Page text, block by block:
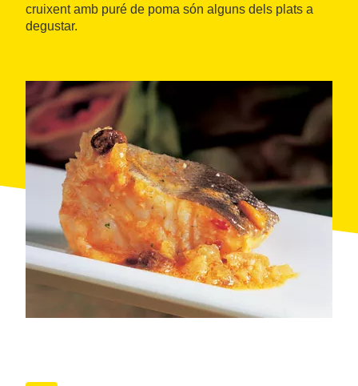
cruixent amb puré de poma són alguns dels plats a
degustar.